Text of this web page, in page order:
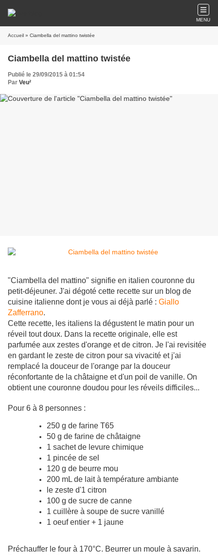
MENU
Accueil » Ciambella del mattino twistée
Ciambella del mattino twistée
Publié le 29/09/2015 à 01:54
Par Veu²
"Ciambella del mattino" signifie en italien couronne du
petit-déjeuner. J'ai dégoté cette recette sur un blog de
cuisine italienne dont je vous ai déjà parlé : Giallo
Zafferrano.
Cette recette, les italiens la dégustent le matin pour un
réveil tout doux. Dans la recette originale, elle est
parfumée aux zestes d'orange et de citron. Je l'ai revisitée
en gardant le zeste de citron pour sa vivacité et j'ai
remplacé la douceur de l'orange par la douceur
réconfortante de la châtaigne et d'un poil de vanille. On
obtient une couronne doudou pour les réveils difficiles...
Pour 6 à 8 personnes :
250 g de farine T65
50 g de farine de châtaigne
1 sachet de levure chimique
1 pincée de sel
120 g de beurre mou
200 mL de lait à température ambiante
le zeste d'1 citron
100 g de sucre de canne
1 cuillère à soupe de sucre vanillé
1 oeuf entier + 1 jaune
Préchauffer le four à 170°C. Beurrer un moule à savarin.